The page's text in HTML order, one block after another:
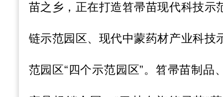
苗之乡，正在打造笤帚苗现代科技示
链示范园区、现代中蒙药材产业科技
范园区“四个示范园区”。笤帚苗制品